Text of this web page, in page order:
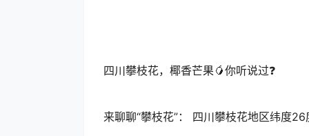
四川攀枝花，椰香芒果🥭你听说过❓
来聊聊“攀枝花”： 四川攀枝花地区纬度